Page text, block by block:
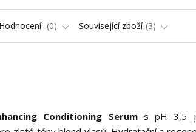
Hodnocení 0 Související zboží 3
Conditioning Serum s pH 3,5